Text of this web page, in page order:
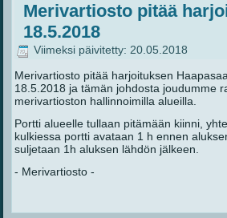
Merivartiosto pitää
18.5.2018
Viimeksi päivitetty: 20.05.2018
Merivartiosto pitää harjoituksen
18.5.2018 ja tämän johdosta joudumme
merivartioston hallinnoimilla alueilla.
Portti alueelle tullaan pitämään kiinni,
kulkiessa portti avataan 1 h ennen
suljetaan 1h aluksen lähdön jälkeen.
- Merivartiosto -